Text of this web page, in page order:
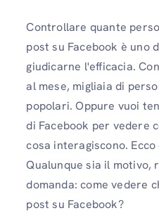
Controllare quante
post su Facebook è uno
giudicarne l'efficacia. Con
al mese, migliaia di
popolari. Oppure vuoi
di Facebook per vedere
cosa interagiscono.
Qualunque sia il motivo,
domanda: come vedere
post su Facebook?